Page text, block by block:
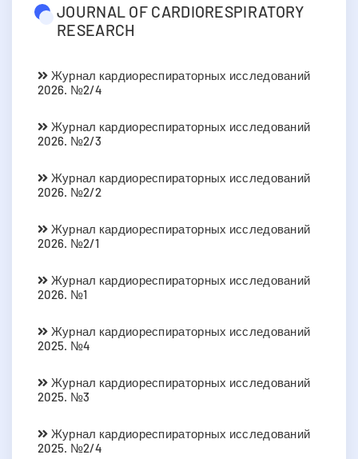
JOURNAL OF CARDIORESPIRATORY
RESEARCH
Журнал кардиореспираторных исследований
2026. №2/4
Журнал кардиореспираторных исследований
2026. №2/3
Журнал кардиореспираторных исследований
2026. №2/2
Журнал кардиореспираторных исследований
2026. №2/1
Журнал кардиореспираторных исследований
2026. №1
Журнал кардиореспираторных исследований
2025. №4
Журнал кардиореспираторных исследований
2025. №3
Журнал кардиореспираторных исследований
2025. №2/4